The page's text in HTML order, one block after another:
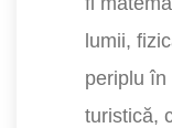
lumii,
periplu în
turistică,